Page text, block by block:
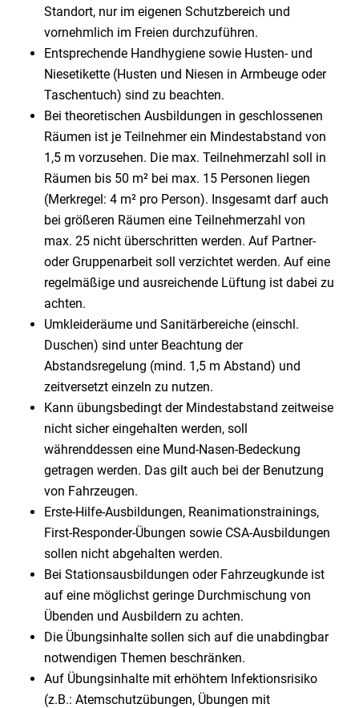
Standort, nur im eigenen Schutzbereich und
vornehmlich im Freien durchzuführen.
Entsprechende Handhygiene sowie Husten- und
Niesetikette (Husten und Niesen in Armbeuge oder
Taschentuch) sind zu beachten.
Bei theoretischen Ausbildungen in geschlossenen
Räumen ist je Teilnehmer ein Mindestabstand von
1,5 m vorzusehen. Die max. Teilnehmerzahl soll in
Räumen bis 50 m² bei max. 15 Personen liegen
(Merkregel: 4 m² pro Person). Insgesamt darf auch
bei größeren Räumen eine Teilnehmerzahl von
max. 25 nicht überschritten werden. Auf Partner-
oder Gruppenarbeit soll verzichtet werden. Auf eine
regelmäßige und ausreichende Lüftung ist dabei zu
achten.
Umkleideräume und Sanitärbereiche (einschl.
Duschen) sind unter Beachtung der
Abstandsregelung (mind. 1,5 m Abstand) und
zeitversetzt einzeln zu nutzen.
Kann übungsbedingt der Mindestabstand zeitweise
nicht sicher eingehalten werden, soll
währenddessen eine Mund-Nasen-Bedeckung
getragen werden. Das gilt auch bei der Benutzung
von Fahrzeugen.
Erste-Hilfe-Ausbildungen, Reanimationstrainings,
First-Responder-Übungen sowie CSA-Ausbildungen
sollen nicht abgehalten werden.
Bei Stationsausbildungen oder Fahrzeugkunde ist
auf eine möglichst geringe Durchmischung von
Übenden und Ausbildern zu achten.
Die Übungsinhalte sollen sich auf die unabdingbar
notwendigen Themen beschränken.
Auf Übungsinhalte mit erhöhtem Infektionsrisiko
(z.B.: Atemschutzübungen, Übungen mit